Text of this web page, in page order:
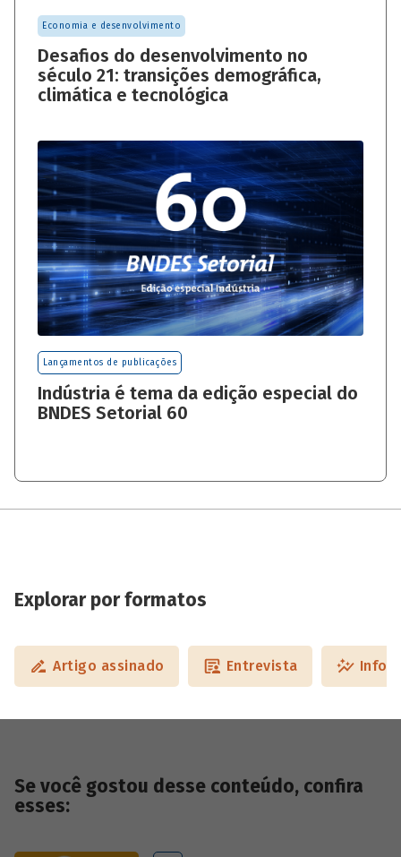
Economia e desenvolvimento
Desafios do desenvolvimento no
século 21: transições demográfica,
climática e tecnológica
Lançamentos de publicações
Indústria é tema da edição especial do
BNDES Setorial 60
Explorar por formatos
Artigo assinado Entrevista
Se você gostou desse conteúdo, confira
esses: